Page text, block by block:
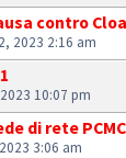
contro
2023 2:16 am
10:07 pm
di rete
3:06 am